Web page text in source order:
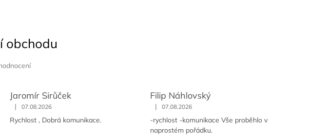
obchodu
Jaromír Sirůček
| 07.08.2026
Rychlost , Dobrá komunikace.
Filip Náhlovský
| 07.08.2026
-rychlost -komunikace Vše proběhlo v
naprostém pořádku.